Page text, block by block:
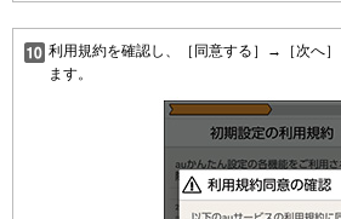
利用規約を確認し、［同意する］→［次へ
ます。